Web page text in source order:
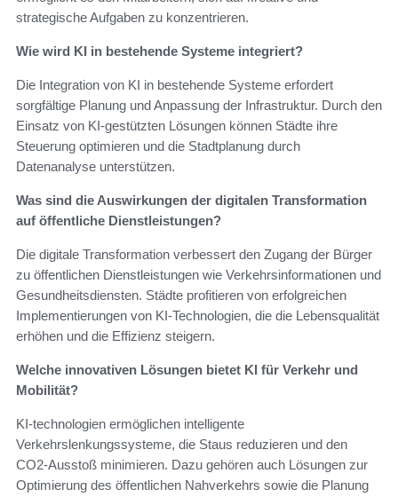
strategische Aufgaben zu konzentrieren.
Wie wird KI in bestehende Systeme integriert?
Die Integration von KI in bestehende Systeme erfordert
sorgfältige Planung und Anpassung der Infrastruktur. Durch den
Einsatz von KI-gestützten Lösungen können Städte ihre
Steuerung optimieren und die Stadtplanung durch
Datenanalyse unterstützen.
Was sind die Auswirkungen der digitalen Transformation
auf öffentliche Dienstleistungen?
Die digitale Transformation verbessert den Zugang der Bürger
zu öffentlichen Dienstleistungen wie Verkehrsinformationen und
Gesundheitsdiensten. Städte profitieren von erfolgreichen
Implementierungen von KI-Technologien, die die Lebensqualität
erhöhen und die Effizienz steigern.
Welche innovativen Lösungen bietet KI für Verkehr und
Mobilität?
KI-technologien ermöglichen intelligente
Verkehrslenkungssysteme, die Staus reduzieren und den
CO2-Ausstoß minimieren. Dazu gehören auch Lösungen zur
Optimierung des öffentlichen Nahverkehrs sowie die Planung